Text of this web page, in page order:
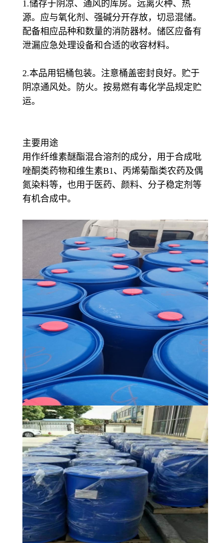
1.储存于阴凉、通风的库房。远离火种、热
源。应与氧化剂、强碱分开存放，切忌混储。
配备相应品种和数量的消防器材。储区应备有
泄漏应急处理设备和合适的收容材料。
2.本品用铝桶包装。注意桶盖密封良好。贮于
阴凉通风处。防火。按易燃有毒化学品规定贮
运。
主要用途
用作纤维素醚酯混合溶剂的成分，用于合成吡
唑酮类药物和维生素B1、丙烯菊酯类农药及偶
氮染料等，也用于医药、颜料、分子稳定剂等
有机合成中。